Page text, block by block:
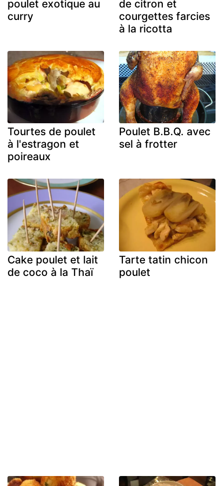
poulet exotique au
curry
de citron et
courgettes farcies
à la ricotta
Tourtes de poulet
à l'estragon et
poireaux
Poulet B.B.Q. avec
sel à frotter
Cake poulet et lait
de coco à la Thaï
Tarte tatin chicon
poulet